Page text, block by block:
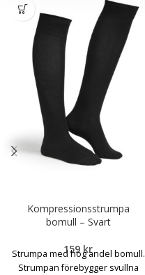
Kompressionsstrumpa
bomull – Svart
159 kr
Strumpa med hög andel bomull.
Strumpan förebygger svullna